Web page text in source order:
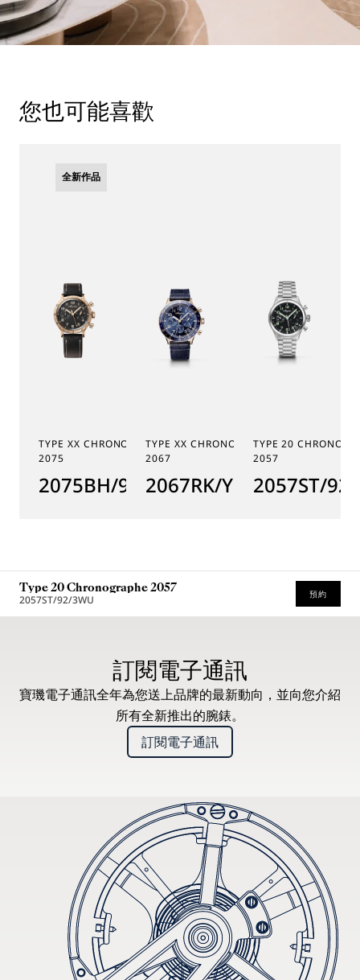
您也可能喜歡
TYPE XX CHRONOGRAPHE
2075
2075BH/99/398
全新作品
TYPE XX CHRONOGRAPHE
2067
2067RK/Y9/9WU
TYPE 20
2057
2057ST/
Type 20 Chronographe 2057
2057ST/92/3WU 預約
訂閱電子通訊
寶璣電子通訊全年為您送上品牌的最新動向，並向您介紹
所有全新推出的腕錶。
訂閱電子通訊